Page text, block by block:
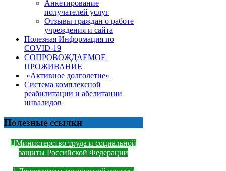
Анкетирование
получателей услуг
Отзывы граждан о работе
учреждения и сайта
Полезная Информация по
COVID-19
СОПРОВОЖДАЕМОЕ
ПРОЖИВАНИЕ
«Активное долголетие»
Система комплексной
реабилитации и абелитации
инвалидов
Полезные ссылки
Министерство труда и социальной
защиты Российской Федерации